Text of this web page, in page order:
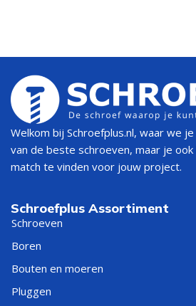
Welkom bij Schroefplus.nl, waar we
van de beste schroeven, maar je
match te vinden voor jouw project.
Schroefplus Assortiment
Schroeven
Boren
Bouten en moeren
Pluggen